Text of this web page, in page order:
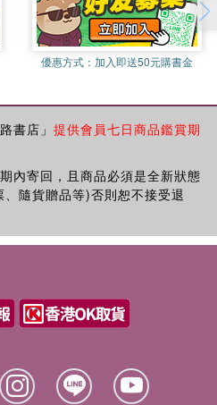
優惠方式： 加入即送50元購書金
書店」 提供會員七日商品鑑賞期
內寄回，且商品必須是全新狀態
隨貨贈品等)否則恕不接受退